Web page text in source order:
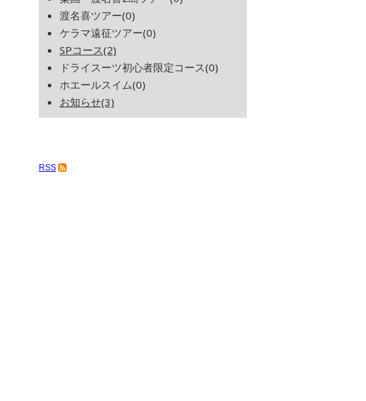
渡名喜ツアー(0)
ケラマ遠征ツアー(0)
SPコース(2)
ドライスーツ初心者限定コース(0)
ホエールスイム(0)
お知らせ(3)
RSS